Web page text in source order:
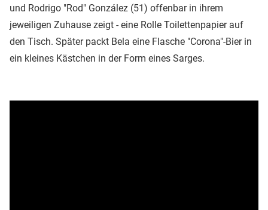
und Rodrigo "Rod" González (51) offenbar in ihrem
jeweiligen Zuhause zeigt - eine Rolle Toilettenpapier auf
den Tisch. Später packt Bela eine Flasche "Corona"-Bier in
ein kleines Kästchen in der Form eines Sarges.